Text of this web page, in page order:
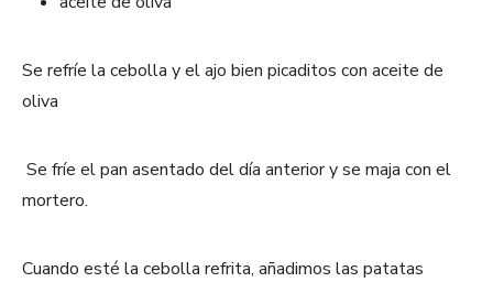
Se refríe la cebolla y el ajo bien picaditos con aceite de
oliva
Se fríe el pan asentado del día anterior y se maja con el
mortero.
Cuando esté la cebolla refrita, añadimos las patatas